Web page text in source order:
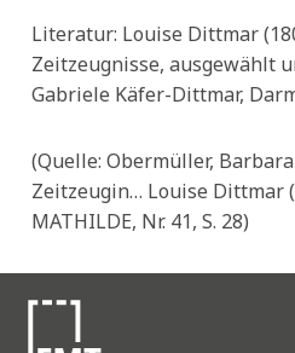
Literatur: Louise Dittmar
Zeitzeugnisse, ausgewählt
Gabriele Käfer-Dittmar,
(Quelle: Obermüller,
Zeitzeugin… Louise Dittmar
MATHILDE, Nr. 41, S. 28)